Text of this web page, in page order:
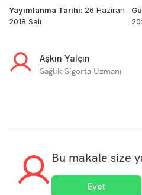
Yayımlanma Tarihi: 26 Haziran
2018 Salı
Aşkın Yalçın
Sağlık Sigorta Uzmanı
Bu makale size
Evet